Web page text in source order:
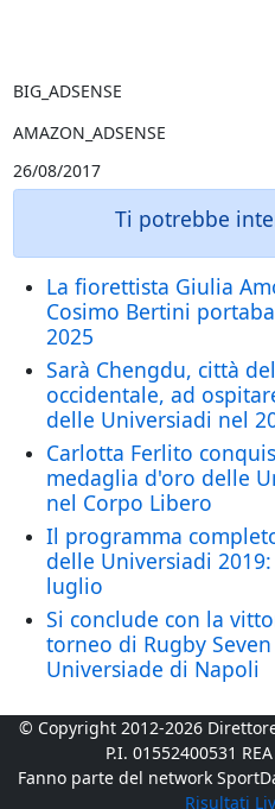
BIG_ADSENSE
AMAZON_ADSENSE
26/08/2017
Ti potrebbe
La fiorettista Giulia
Cosimo Bertini
2025
Sarà Chengdu, città
occidentale, ad
delle Universiadi nel
Carlotta Ferlito
medaglia d'oro delle
nel Corpo Libero
Il programma
delle Universiadi
luglio
Si conclude con la
torneo di Rugby
Universiade di Napoli
© Copyright 2012-2026
P.I. 01552400531
Fanno parte del network
Risultati